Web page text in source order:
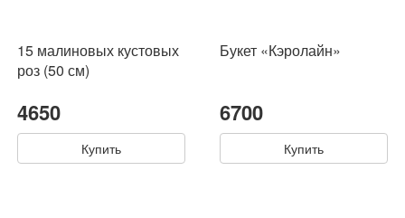
15 малиновых кустовых
роз (50 см)
4650
Купить
Букет «Кэролайн»
6700
Купить